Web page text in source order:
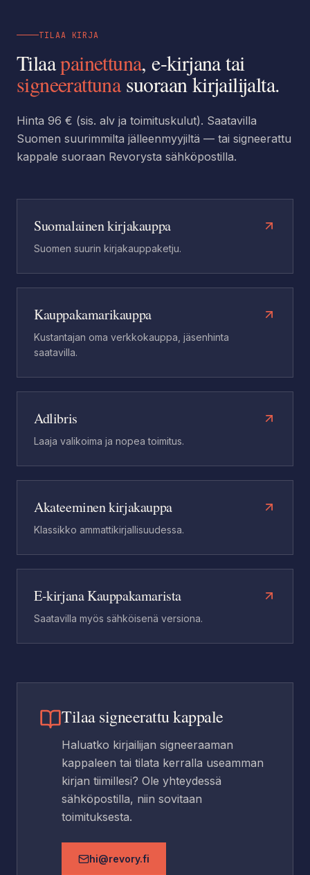
TILAA KIRJA
Tilaapainettuna, e-kirjana tai
signeerattunasuoraan kirjailijalta.
Hinta 96 € (sis. alv ja toimituskulut). Saatavilla
Suomen suurimmilta jälleenmyyjiltä — tai signeerattu
kappale suoraan Revorysta sähköpostilla.
Suomalainen kirjakauppa
Suomen suurin kirjakauppaketju.
Kauppakamarikauppa
Kustantajan oma verkkokauppa, jäsenhinta
saatavilla.
Adlibris
Laaja valikoima ja nopea toimitus.
Akateeminen kirjakauppa
Klassikko ammattikirjallisuudessa.
E-kirjana Kauppakamarista
Saatavilla myös sähköisenä versiona.
Tilaa signeerattu kappale
Haluatko kirjailijan signeeraaman
kappaleen tai tilata kerralla useamman
kirjan tiimillesi? Ole yhteydessä
sähköpostilla, niin sovitaan
toimituksesta.
hi@revory.fi